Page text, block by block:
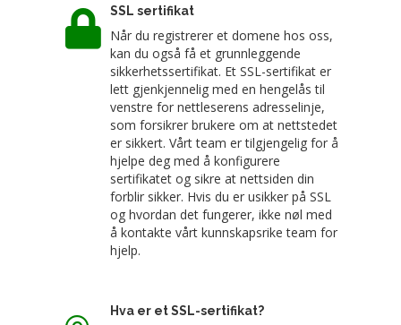
SSL sertifikat
Når du registrerer et domene hos oss,
kan du også få et grunnleggende
sikkerhetssertifikat. Et SSL-sertifikat er
lett gjenkjennelig med en hengelås til
venstre for nettleserens adresselinje,
som forsikrer brukere om at nettstedet
er sikkert. Vårt team er tilgjengelig for å
hjelpe deg med å konfigurere
sertifikatet og sikre at nettsiden din
forblir sikker. Hvis du er usikker på SSL
og hvordan det fungerer, ikke nøl med
å kontakte vårt kunnskapsrike team for
hjelp.
Hva er et SSL-sertifikat?